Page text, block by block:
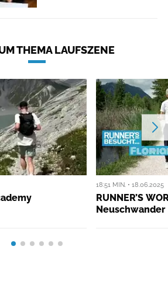
THEMA LAUFSZENE
18:51 MIN. • 18.06.2025
RUNNER’S
Neuschwander